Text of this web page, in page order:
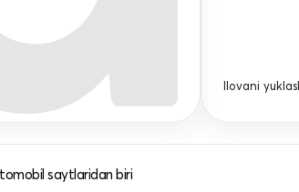
Ilovani
saytlaridan biri